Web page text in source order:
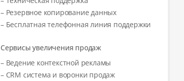
– Резервное копирование данных
– Бесплатная телефонная линия поддержки
Сервисы увеличения продаж
– Ведение контекстной рекламы
– CRM система и воронки продаж